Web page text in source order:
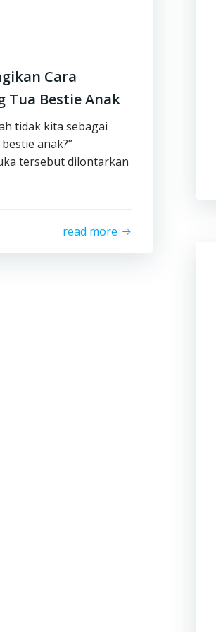
Cara
Tua Bestie Anak
tidak kita sebagai
anak?”
tersebut dilontarkan
read more